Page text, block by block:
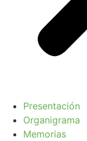
Presentación
Organigrama
Memorias